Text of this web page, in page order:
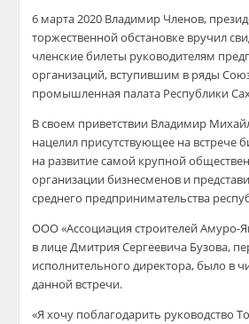
6 марта 2020 Владимир Членов,
торжественной обстановке вручил
членские билеты руководителям
организаций, вступившим в ряды
промышленная палата Республики
В своем приветствии Владимир
нацелил присутствующее на встрече
на развитие самой крупной
организации бизнесменов и
среднего предпринимательства
ООО «Ассоциация строителей Амуро-
в лице Дмитрия Сергеевича Бузова,
исполнительного директора, было в
данной встречи.
«Я хочу поблагодарить руководство